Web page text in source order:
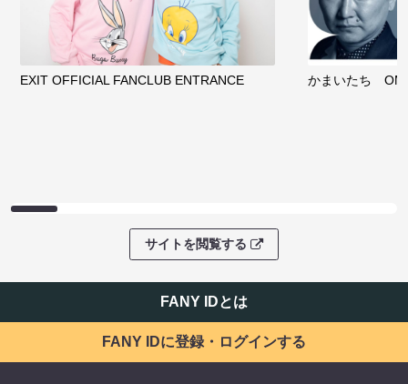
EXIT OFFICIAL FANCLUB ENTRANCE かまいたち
サイトを閲覧する
FANY IDとは
FANY IDに登録・ログインする